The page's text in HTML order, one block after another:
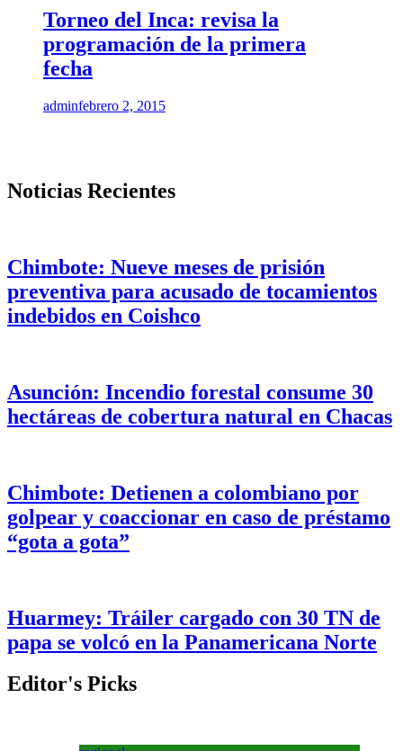
Torneo del Inca: revisa la
programación de la primera
fecha
adminfebrero 2, 2015
Noticias Recientes
Chimbote: Nueve meses de prisión
preventiva para acusado de tocamientos
indebidos en Coishco
Asunción: Incendio forestal consume 30
hectáreas de cobertura natural en Chacas
Chimbote: Detienen a colombiano por
golpear y coaccionar en caso de préstamo
“gota a gota”
Huarmey: Tráiler cargado con 30 TN de
papa se volcó en la Panamericana Norte
Editor's Picks